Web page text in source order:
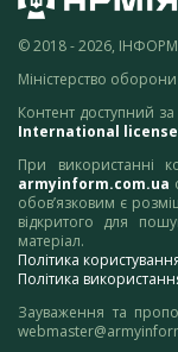
© 2018 - 2026,
Міністерство
Контент доступний за
International license
При використанні
armyinform.com.ua
обов’язковим є
відкритого для
матеріал.
Політика
Політика
Зауваження та